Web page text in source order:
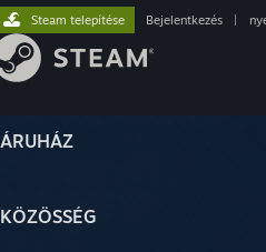
ÁRUHÁZ
KÖZÖSSÉG
Steam telepítése Bejelentkezés